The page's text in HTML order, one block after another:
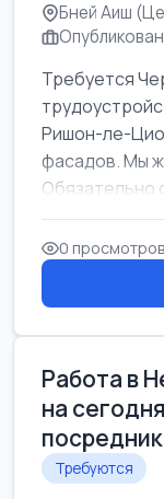
Бней Аиш
Требуется
Ришон-ле-
фасадов. Мы
Обязательно
0 просмотров
Работа в
на
Требуются